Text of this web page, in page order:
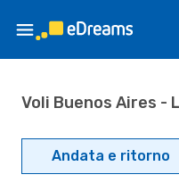
Voli Buenos Aires -
Andata e ritorno